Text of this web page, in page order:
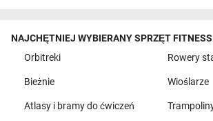
NAJCHĘTNIEJ WYBIERANY SPRZĘT FITNESS
Orbitreki
Rowery
Bieżnie Wioślarze
Atlasy i bramy do ćwiczeń